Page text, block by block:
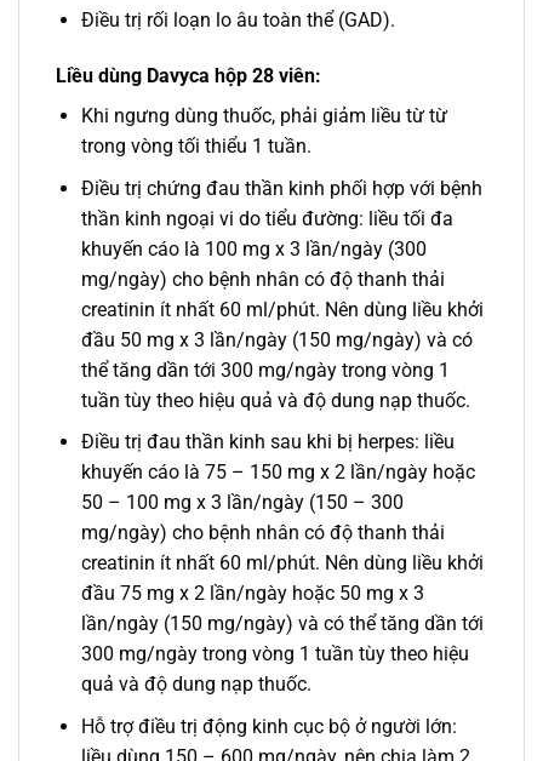
Điều trị rối loạn lo âu toàn thể (GAD).
Liều dùng Davyca hộp 28 viên:
Khi ngưng dùng thuốc, phải giảm liều từ từ
trong vòng tối thiểu 1 tuần.
Điều trị chứng đau thần kinh phối hợp với bệnh
thần kinh ngoại vi do tiểu đường: liều tối đa
khuyến cáo là 100 mg x 3 lần/ngày (300
mg/ngày) cho bệnh nhân có độ thanh thải
creatinin ít nhất 60 ml/phút. Nên dùng liều khởi
đầu 50 mg x 3 lần/ngày (150 mg/ngày) và có
thể tăng dần tới 300 mg/ngày trong vòng 1
tuần tùy theo hiệu quả và độ dung nạp thuốc.
Điều trị đau thần kinh sau khi bị herpes: liều
khuyến cáo là 75 – 150 mg x 2 lần/ngày hoặc
50 – 100 mg x 3 lần/ngày (150 – 300
mg/ngày) cho bệnh nhân có độ thanh thải
creatinin ít nhất 60 ml/phút. Nên dùng liều khởi
đầu 75 mg x 2 lần/ngày hoặc 50 mg x 3
lần/ngày (150 mg/ngày) và có thể tăng dần tới
300 mg/ngày trong vòng 1 tuần tùy theo hiệu
quả và độ dung nạp thuốc.
Hỗ trợ điều trị động kinh cục bộ ở người lớn: